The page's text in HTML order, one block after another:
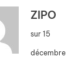
ZIPO
sur 15
décembre